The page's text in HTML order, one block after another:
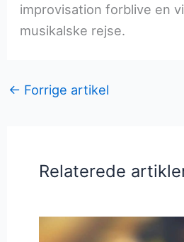
improvisation forblive en
musikalske rejse.
← Forrige artikel
Relaterede